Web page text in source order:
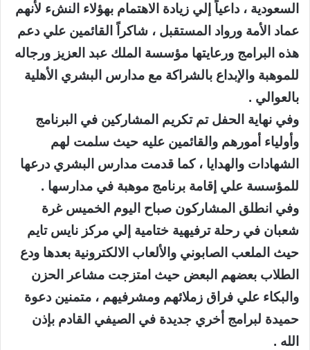
السعودية ، داعياً إلي زيادة الاهتمام بهؤلاء النشء لأنهم
عماد الأمة ورواد المستقبل ، شاكراً القائمين علي دعم
هذه البرامج ورعايتها مؤسسة الملك عبد العزيز ورجاله
للموهبة والإبداع بالشراكة مع مدارس البشري الأهلية
بالعوالي .
وفي نهاية الحفل تم تكريم المشاركين في البرنامج
وأولياء أمورهم والقائمين عليه حيث سلمت لهم
الشهادات والهدايا ، كما قدمت مدارس البشري درعها
للمؤسسة علي إقامة برنامج موهبة في مدارسها .
وفي انطلق المشاركون صباح اليوم الخميس غرة
شعبان في رحلة ترفيهية ختامية إلي مركز نايس تايم
حيث الملعب الصابوني والألعاب الالكترونية بعدها ودع
الطلاب بعضهم البعض حيث امتزجت مشاعر الحزن
والبكاء علي فراق زملائهم ومشرفيهم ، متمنين دعوة
حميدة لبرامج أخري جديدة في الصيفي القادم بإذن
الله .